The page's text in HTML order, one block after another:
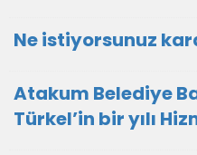
Ne istiyorsunuz
Atakum Belediye
Türkel’in bir yılı